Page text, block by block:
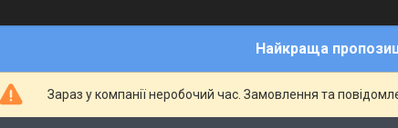
Найкраща
Зараз у компанії неробочий час. Замовлення та